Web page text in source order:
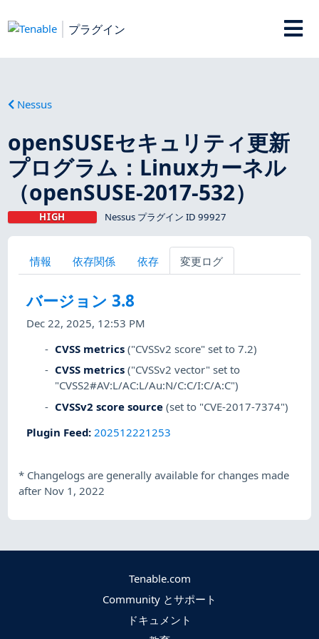
プラグイン
Nessus
openSUSEセキュリティ更新
プログラム：Linuxカーネル
（openSUSE-2017-532）
HIGH Nessus プラグイン ID 99927
情報 依存関係 依存 変更ログ
バージョン 3.8
Dec 22, 2025, 12:53 PM
CVSS metrics ("CVSSv2 score" set to 7.2)
CVSS metrics ("CVSSv2 vector" set to
"CVSS2#AV:L/AC:L/Au:N/C:C/I:C/A:C")
CVSSv2 score source (set to "CVE-2017-7374")
Plugin Feed: 202512221253
* Changelogs are generally available for changes made
after Nov 1, 2022
Tenable.com
Community とサポート
ドキュメント